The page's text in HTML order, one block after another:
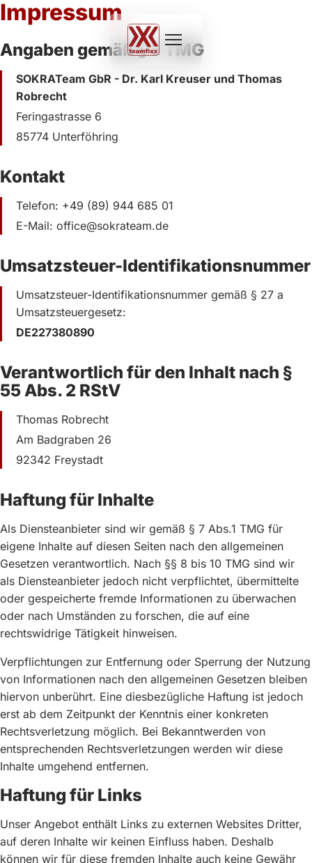
Impressum
Angaben gemäß § 5 TMG
SOKRATeam GbR - Dr. Karl Kreuser und Thomas
Robrecht
Feringastrasse 6
85774 Unterföhring
Kontakt
Telefon: +49 (89) 944 685 01
E-Mail: office@sokrateam.de
Umsatzsteuer-Identifikationsnummer
Umsatzsteuer-Identifikationsnummer gemäß § 27 a
Umsatzsteuergesetz:
DE227380890
Verantwortlich für den Inhalt nach §
55 Abs. 2 RStV
Thomas Robrecht
Am Badgraben 26
92342 Freystadt
Haftung für Inhalte
Als Diensteanbieter sind wir gemäß § 7 Abs.1 TMG für
eigene Inhalte auf diesen Seiten nach den allgemeinen
Gesetzen verantwortlich. Nach §§ 8 bis 10 TMG sind wir
als Diensteanbieter jedoch nicht verpflichtet, übermittelte
oder gespeicherte fremde Informationen zu überwachen
oder nach Umständen zu forschen, die auf eine
rechtswidrige Tätigkeit hinweisen.
Verpflichtungen zur Entfernung oder Sperrung der Nutzung
von Informationen nach den allgemeinen Gesetzen bleiben
hiervon unberührt. Eine diesbezügliche Haftung ist jedoch
erst ab dem Zeitpunkt der Kenntnis einer konkreten
Rechtsverletzung möglich. Bei Bekanntwerden von
entsprechenden Rechtsverletzungen werden wir diese
Inhalte umgehend entfernen.
Haftung für Links
Unser Angebot enthält Links zu externen Websites Dritter,
auf deren Inhalte wir keinen Einfluss haben. Deshalb
können wir für diese fremden Inhalte auch keine Gewähr